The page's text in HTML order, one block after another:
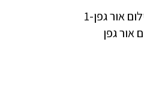
אור גפן